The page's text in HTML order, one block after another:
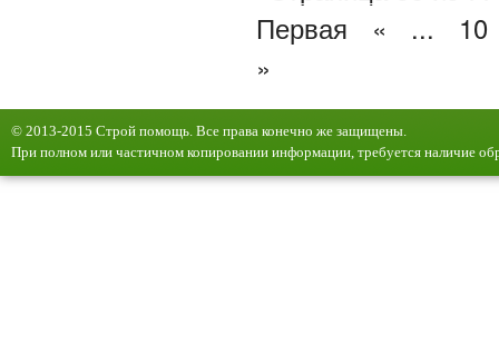
Первая
« ...
10
»
© 2013-2015 Строй помощь. Все права конечно же защищены.
При полном или частичном копировании информации, требуется наличие